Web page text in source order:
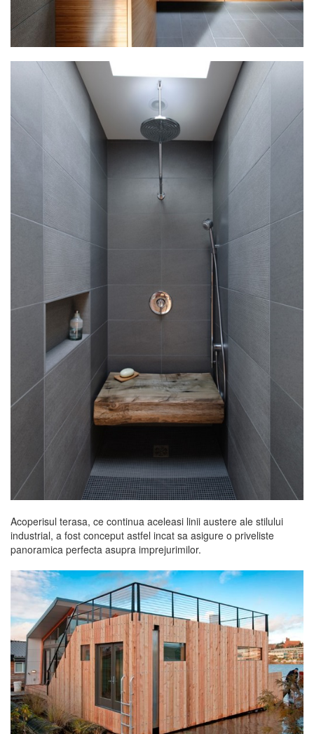
Acoperisul terasa, ce continua aceleasi linii austere ale stilului
industrial, a fost conceput astfel incat sa asigure o priveliste
panoramica perfecta asupra imprejurimilor.